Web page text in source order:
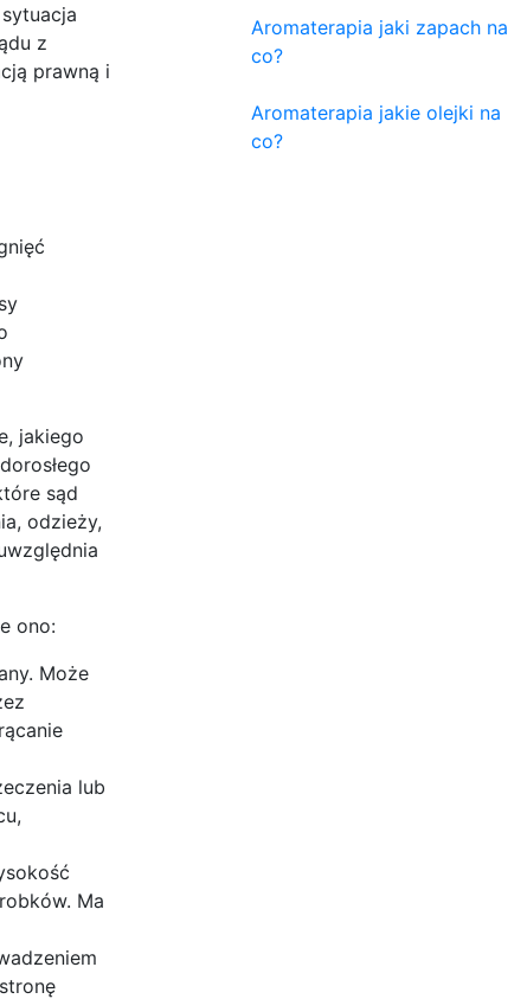
z
prawną i
jakiego
sąd
odzieży,
ono:
Może
lub
Ma
Aromaterapia jaki zapach na
co?
Aromaterapia jakie olejki na
co?